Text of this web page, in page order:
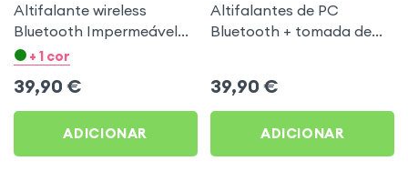
Altifalante wireless
Bluetooth Impermeável
IPX7 + 12h Tweet Preto
+ 1 cor
39,90 €
ADICIONAR
Altifalantes de PC
Bluetooth + tomada de
39,90 €
ADICIONAR